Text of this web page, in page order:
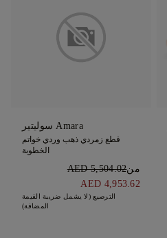
Amara سوليتير
قطع زمردي ذهب وردي خواتم
الخطوبة
منAED 5,504.02
AED 4,953.62
الترصيع (لا يشمل ضريبة القيمة
المضافة)